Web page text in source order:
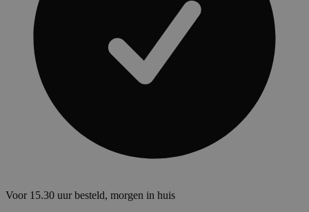
Voor 15.30 uur besteld, morgen in huis